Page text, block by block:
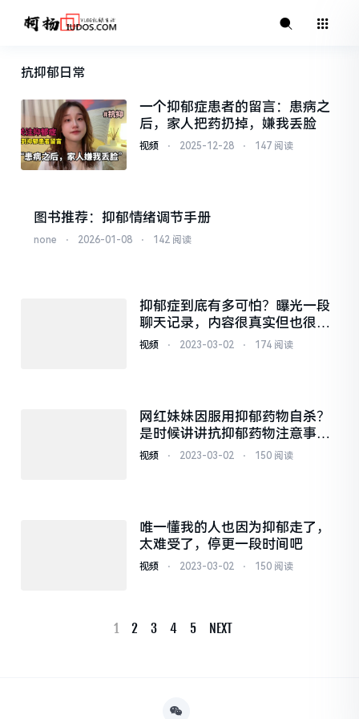
抗抑郁日常
一个抑郁症患者的留言：患病之
后，家人把药扔掉，嫌我丢脸
视频 ⋅ 2025-12-28 ⋅ 147 阅读
图书推荐：抑郁情绪调节手册
none ⋅ 2026-01-08 ⋅ 142 阅读
抑郁症到底有多可怕？曝光一段
聊天记录，内容很真实但也很无
助
视频 ⋅ 2023-03-02 ⋅ 174 阅读
网红妹妹因服用抑郁药物自杀？
是时候讲讲抗抑郁药物注意事项
了
视频 ⋅ 2023-03-02 ⋅ 150 阅读
唯一懂我的人也因为抑郁走了，
太难受了，停更一段时间吧
视频 ⋅ 2023-03-02 ⋅ 150 阅读
1 2 3 4 5 NEXT